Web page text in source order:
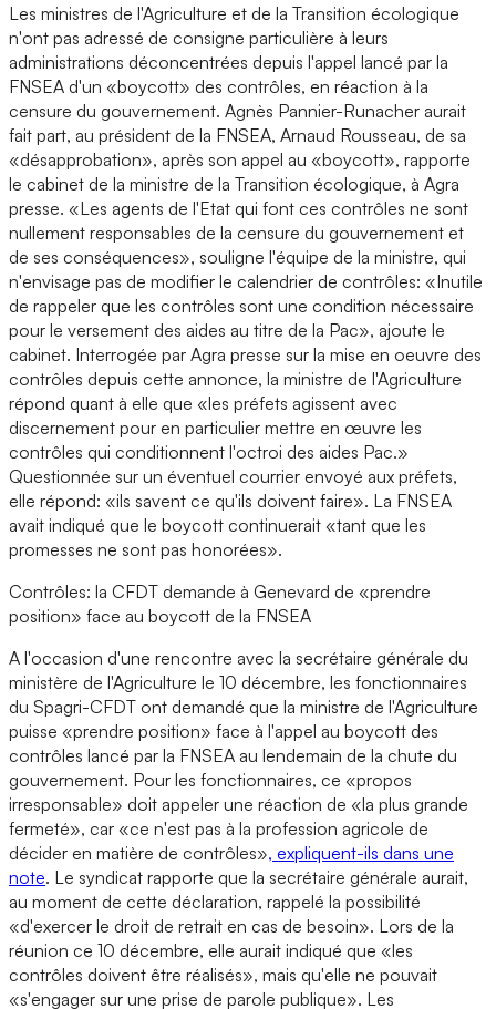
Les ministres de l'Agriculture et de la Transition écologique
n'ont pas adressé de consigne particulière à leurs
administrations déconcentrées depuis l'appel lancé par la
FNSEA d'un «boycott» des contrôles, en réaction à la
censure du gouvernement. Agnès Pannier-Runacher aurait
fait part, au président de la FNSEA, Arnaud Rousseau, de sa
«désapprobation», après son appel au «boycott», rapporte
le cabinet de la ministre de la Transition écologique, à Agra
presse. «Les agents de l'Etat qui font ces contrôles ne sont
nullement responsables de la censure du gouvernement et
de ses conséquences», souligne l'équipe de la ministre, qui
n'envisage pas de modifier le calendrier de contrôles: «Inutile
de rappeler que les contrôles sont une condition nécessaire
pour le versement des aides au titre de la Pac», ajoute le
cabinet. Interrogée par Agra presse sur la mise en oeuvre des
contrôles depuis cette annonce, la ministre de l'Agriculture
répond quant à elle que «les préfets agissent avec
discernement pour en particulier mettre en œuvre les
contrôles qui conditionnent l'octroi des aides Pac.»
Questionnée sur un éventuel courrier envoyé aux préfets,
elle répond: «ils savent ce qu'ils doivent faire». La FNSEA
avait indiqué que le boycott continuerait «tant que les
promesses ne sont pas honorées».
Contrôles: la CFDT demande à Genevard de «prendre
position» face au boycott de la FNSEA
A l'occasion d'une rencontre avec la secrétaire générale du
ministère de l'Agriculture le 10 décembre, les fonctionnaires
du Spagri-CFDT ont demandé que la ministre de l'Agriculture
puisse «prendre position» face à l'appel au boycott des
contrôles lancé par la FNSEA au lendemain de la chute du
gouvernement. Pour les fonctionnaires, ce «propos
irresponsable» doit appeler une réaction de «la plus grande
fermeté», car «ce n'est pas à la profession agricole de
décider en matière de contrôles», expliquent-ils dans une
note. Le syndicat rapporte que la secrétaire générale aurait,
au moment de cette déclaration, rappelé la possibilité
«d'exercer le droit de retrait en cas de besoin». Lors de la
réunion ce 10 décembre, elle aurait indiqué que «les
contrôles doivent être réalisés», mais qu'elle ne pouvait
«s'engager sur une prise de parole publique». Les